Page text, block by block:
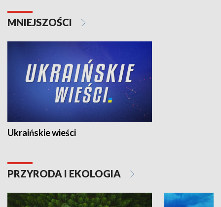
MNIEJSZOŚCI
Ukraińskie wieści
PRZYRODA I EKOLOGIA